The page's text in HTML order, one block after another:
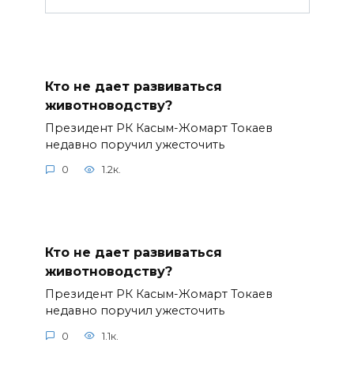
Кто не дает развиваться
животноводству?
Президент РК Касым-Жомарт Токаев
недавно поручил ужесточить
0 1.2к.
Кто не дает развиваться
животноводству?
Президент РК Касым-Жомарт Токаев
недавно поручил ужесточить
0 1.1к.